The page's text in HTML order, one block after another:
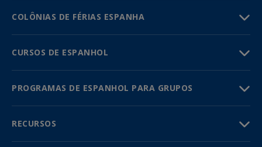
COLÔNIAS DE FÉRIAS ESPANHA
CURSOS DE ESPANHOL
PROGRAMAS DE ESPANHOL PARA GRUPOS
RECURSOS